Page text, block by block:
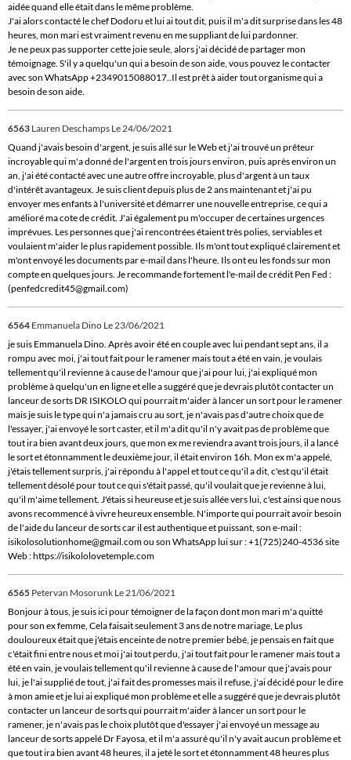
aidée quand elle était dans le même problème.
J'ai alors contacté le chef Dodoru et lui ai tout dit, puis il m'a dit surprise dans les 48
heures, mon mari est vraiment revenu en me suppliant de lui pardonner.
Je ne peux pas supporter cette joie seule, alors j'ai décidé de partager mon
témoignage. S'il y a quelqu'un qui a besoin de son aide, vous pouvez le contacter
avec son WhatsApp +2349015088017..Il est prêt à aider tout organisme qui a
besoin de son aide.
6563 Lauren Deschamps Le 24/06/2021
Quand j'avais besoin d'argent, je suis allé sur le Web et j'ai trouvé un prêteur
incroyable qui m'a donné de l'argent en trois jours environ, puis après environ un
an, j'ai été contacté avec une autre offre incroyable, plus d'argent à un taux
d'intérêt avantageux. Je suis client depuis plus de 2 ans maintenant et j'ai pu
envoyer mes enfants à l'université et démarrer une nouvelle entreprise, ce qui a
amélioré ma cote de crédit. J'ai également pu m'occuper de certaines urgences
imprévues. Les personnes que j'ai rencontrées étaient très polies, serviables et
voulaient m'aider le plus rapidement possible. Ils m'ont tout expliqué clairement et
m'ont envoyé les documents par e-mail dans l'heure. Ils ont eu les fonds sur mon
compte en quelques jours. Je recommande fortement l'e-mail de crédit Pen Fed :
(penfedcredit45@gmail.com)
6564 Emmanuela Dino Le 23/06/2021
je suis Emmanuela Dino. Après avoir été en couple avec lui pendant sept ans, il a
rompu avec moi, j'ai tout fait pour le ramener mais tout a été en vain, je voulais
tellement qu'il revienne à cause de l'amour que j'ai pour lui, j'ai expliqué mon
problème à quelqu'un en ligne et elle a suggéré que je devrais plutôt contacter un
lanceur de sorts DR ISIKOLO qui pourrait m'aider à lancer un sort pour le ramener
mais je suis le type qui n'a jamais cru au sort, je n'avais pas d'autre choix que de
l'essayer, j'ai envoyé le sort caster, et il m'a dit qu'il n'y avait pas de problème que
tout ira bien avant deux jours, que mon ex me reviendra avant trois jours, il a lancé
le sort et étonnamment le deuxième jour, il était environ 16h. Mon ex m'a appelé,
j'étais tellement surpris, j'ai répondu à l'appel et tout ce qu'il a dit, c'est qu'il était
tellement désolé pour tout ce qui s'était passé, qu'il voulait que je revienne à lui,
qu'il m'aime tellement. J'étais si heureuse et je suis allée vers lui, c'est ainsi que nous
avons recommencé à vivre heureux ensemble. N'importe qui pourrait avoir besoin
de l'aide du lanceur de sorts car il est authentique et puissant, son e-mail :
isikolosolutionhome@gmail.com ou son WhatsApp lui sur : +1(725)240-4536 site
Web : https://isikololovetemple.com
6565 Petervan Mosorunk Le 21/06/2021
Bonjour à tous, je suis ici pour témoigner de la façon dont mon mari m'a quitté
pour son ex femme, Cela faisait seulement 3 ans de notre mariage, Le plus
douloureux était que j'étais enceinte de notre premier bébé, je pensais en fait que
c'était fini entre nous et moi j'ai tout perdu, j'ai tout fait pour le ramener mais tout a
été en vain, je voulais tellement qu'il revienne à cause de l'amour que j'avais pour
lui, je l'ai supplié de tout, j'ai fait des promesses mais il refuse, j'ai décidé pour le dire
à mon amie et je lui ai expliqué mon problème et elle a suggéré que je devrais plutôt
contacter un lanceur de sorts qui pourrait m'aider à lancer un sort pour le
ramener, je n'avais pas le choix plutôt que d'essayer j'ai envoyé un message au
lanceur de sorts appelé Dr Fayosa, et il m'a assuré qu'il n'y avait aucun problème et
que tout ira bien avant 48 heures, il a jeté le sort et étonnamment 48 heures plus